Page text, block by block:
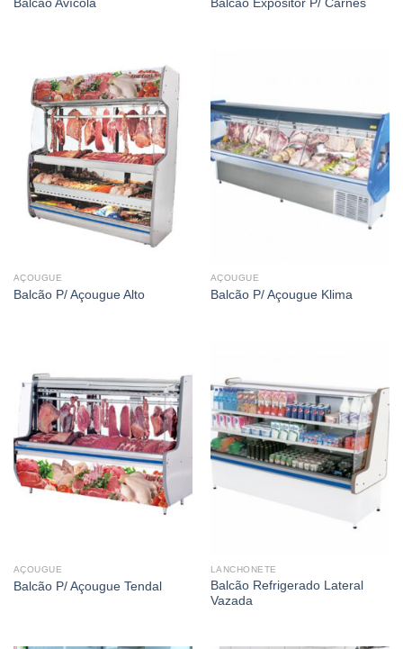
Balcão Avícola Balcão Expositor P/ Carnes
AÇOUGUE
Balcão P/ Açougue Alto
AÇOUGUE
Balcão P/ Açougue Klima
AÇOUGUE
Balcão P/ Açougue Tendal
LANCHONETE
Balcão Refrigerado Lateral
Vazada